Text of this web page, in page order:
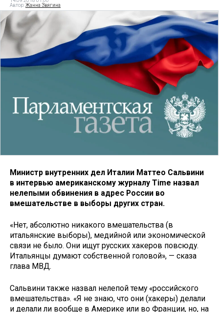
Автор:Жанна Звягина
Министр внутренних дел Италии Маттео Сальвини
в интервью американскому журналу Time назвал
нелепыми обвинения в адрес России во
вмешательстве в выборы других стран.
«Нет, абсолютно никакого вмешательства (в
итальянские выборы), медийной или экономической
связи не было. Они ищут русских хакеров повсюду.
Итальянцы думают собственной головой», — сказа
глава МВД.
Сальвини также назвал нелепой тему «российского
вмешательства». «Я не знаю, что они (хакеры) делали
и делали ли вообще в Америке или во Франции, но, на